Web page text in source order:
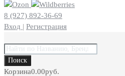
8 (927) 892-36-69
Вход | Регистрация
Поиск
товаров
Поиск
Корзина0.00руб.